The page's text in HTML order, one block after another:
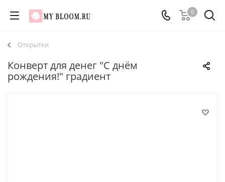
0
Открытки
Конверт для денег "С днём
рождения!" градиент